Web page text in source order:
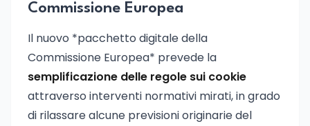
Commissione Europea
Il nuovo *pacchetto digitale della
Commissione Europea* prevede la
semplificazione delle regole sui cookie
attraverso interventi normativi mirati, in grado
di rilassare alcune previsioni originarie del